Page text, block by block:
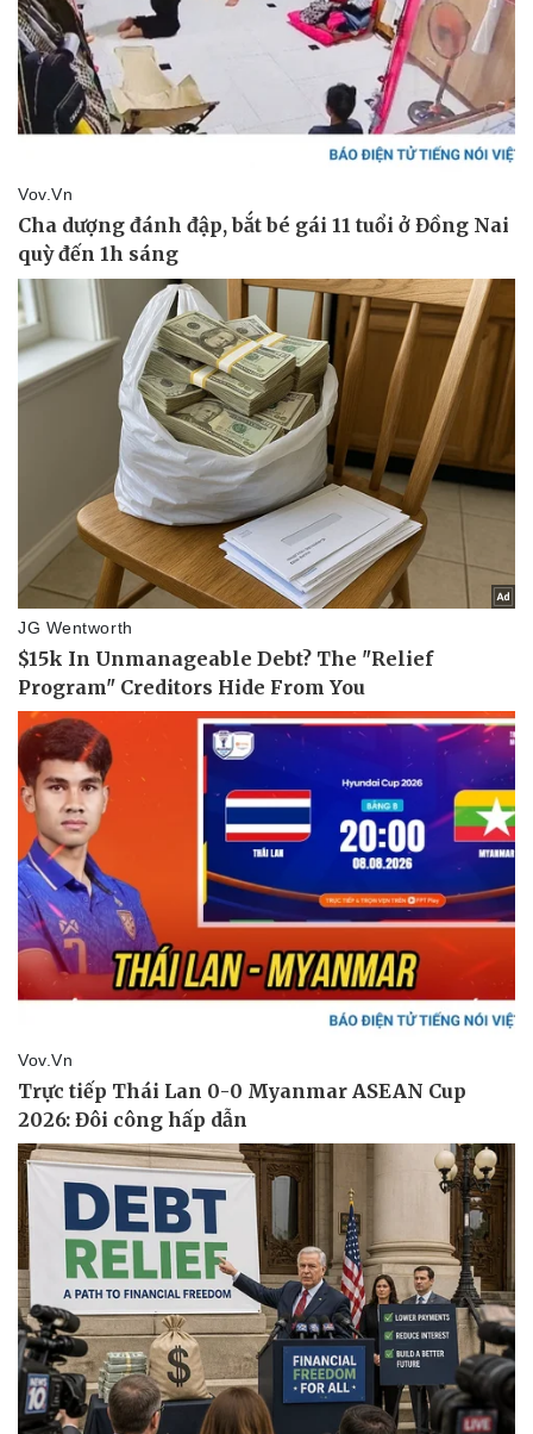
Pháp luật
Tư vấn luật
Quân sự - Quốc phòng
Vũ khí
Thể thao
Bóng đá
Lịch thi đấu bóng đá
Thế giới thể thao
eSports
Hậu trường
Ô tô - Xe máy
Ô tô
Xe máy
Tư vấn